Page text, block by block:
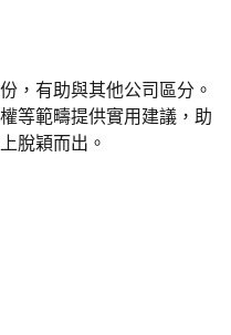
，有助與其他公司區分。
等範疇提供實用建議，助
脫穎而出。